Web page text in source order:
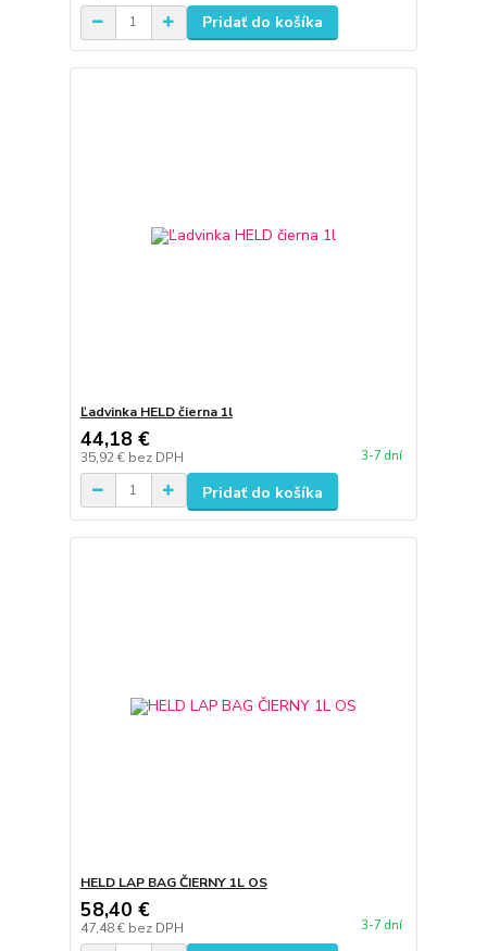
Pridať do košíka
Ľadvinka HELD čierna 1l
44,18 €
35,92 € bez DPH 3-7 dní
Pridať do košíka
HELD LAP BAG ČIERNY 1L OS
58,40 €
47,48 € bez DPH 3-7 dní